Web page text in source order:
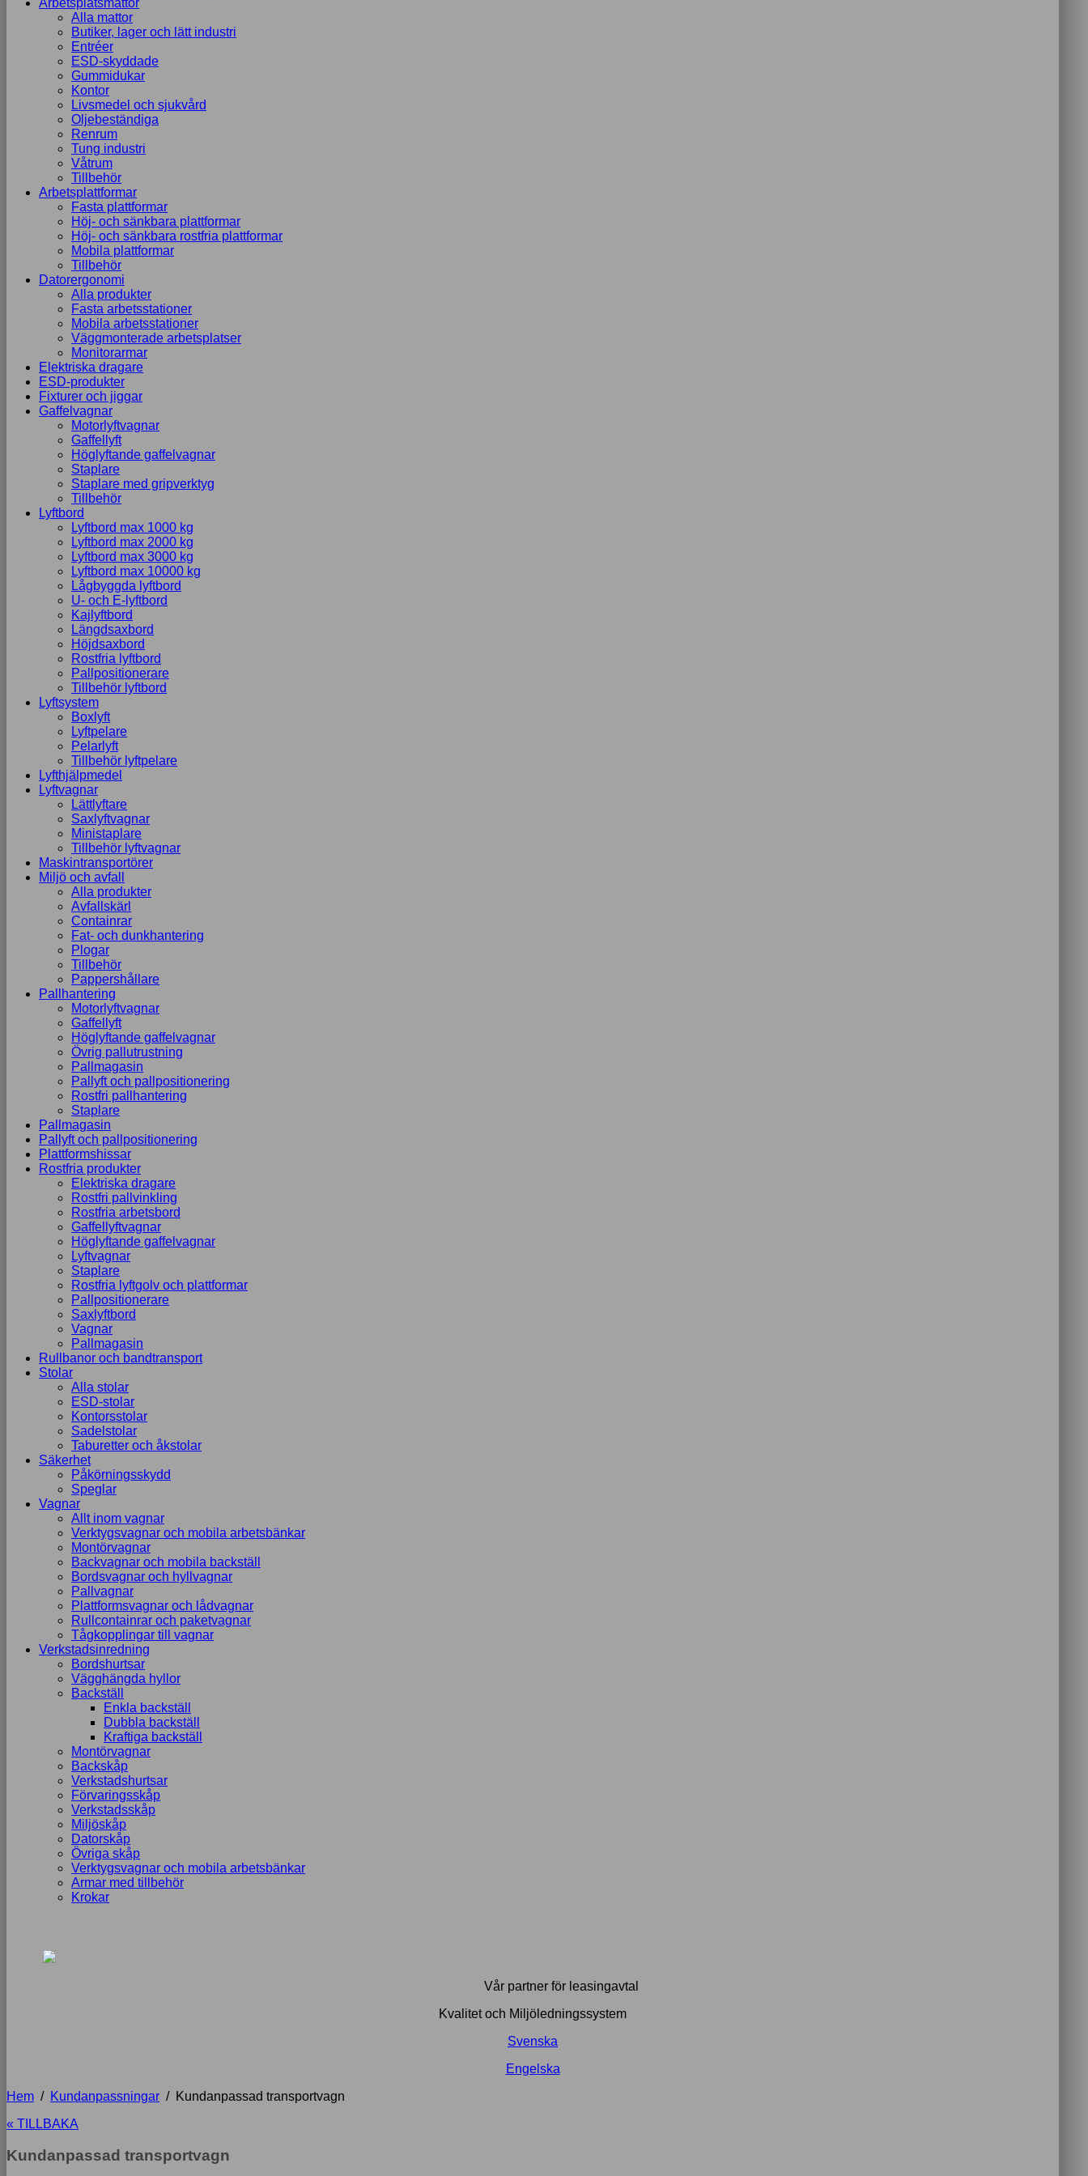
Arbetsplatsmattor
Alla mattor
Butiker, lager och lätt industri
Entréer
ESD-skyddade
Gummidukar
Kontor
Livsmedel och sjukvård
Oljebeständiga
Renrum
Tung industri
Våtrum
Tillbehör
Arbetsplattformar
Fasta plattformar
Höj- och sänkbara plattformar
Höj- och sänkbara rostfria plattformar
Mobila plattformar
Tillbehör
Datorergonomi
Alla produkter
Fasta arbetsstationer
Mobila arbetsstationer
Väggmonterade arbetsplatser
Monitorarmar
Elektriska dragare
ESD-produkter
Fixturer och jiggar
Gaffelvagnar
Motorlyftvagnar
Gaffellyft
Höglyftande gaffelvagnar
Staplare
Staplare med gripverktyg
Tillbehör
Lyftbord
Lyftbord max 1000 kg
Lyftbord max 2000 kg
Lyftbord max 3000 kg
Lyftbord max 10000 kg
Lågbyggda lyftbord
U- och E-lyftbord
Kajlyftbord
Längdsaxbord
Höjdsaxbord
Rostfria lyftbord
Pallpositionerare
Tillbehör lyftbord
Lyftsystem
Boxlyft
Lyftpelare
Pelarlyft
Tillbehör lyftpelare
Lyfthjälpmedel
Lyftvagnar
Lättlyftare
Saxlyftvagnar
Ministaplare
Tillbehör lyftvagnar
Maskintransportörer
Miljö och avfall
Alla produkter
Avfallskärl
Containrar
Fat- och dunkhantering
Plogar
Tillbehör
Pappershållare
Pallhantering
Motorlyftvagnar
Gaffellyft
Höglyftande gaffelvagnar
Övrig pallutrustning
Pallmagasin
Pallyft och pallpositionering
Rostfri pallhantering
Staplare
Pallmagasin
Pallyft och pallpositionering
Plattformshissar
Rostfria produkter
Elektriska dragare
Rostfri pallvinkling
Rostfria arbetsbord
Gaffellyftvagnar
Höglyftande gaffelvagnar
Lyftvagnar
Staplare
Rostfria lyftgolv och plattformar
Pallpositionerare
Saxlyftbord
Vagnar
Pallmagasin
Rullbanor och bandtransport
Stolar
Alla stolar
ESD-stolar
Kontorsstolar
Sadelstolar
Taburetter och åkstolar
Säkerhet
Påkörningsskydd
Speglar
Vagnar
Allt inom vagnar
Verktygsvagnar och mobila arbetsbänkar
Montörvagnar
Backvagnar och mobila backställ
Bordsvagnar och hyllvagnar
Pallvagnar
Plattformsvagnar och lådvagnar
Rullcontainrar och paketvagnar
Tågkopplingar till vagnar
Verkstadsinredning
Bordshurtsar
Vägghängda hyllor
Backställ
Enkla backställ
Dubbla backställ
Kraftiga backställ
Montörvagnar
Backskåp
Verkstadshurtsar
Förvaringsskåp
Verkstadsskåp
Miljöskåp
Datorskåp
Övriga skåp
Verktygsvagnar och mobila arbetsbänkar
Armar med tillbehör
Krokar
Vår partner för leasingavtal
Kvalitet och Miljöledningssystem
Svenska
Engelska
Hem / Kundanpassningar / Kundanpassad transportvagn
« TILLBAKA
Kundanpassad transportvagn